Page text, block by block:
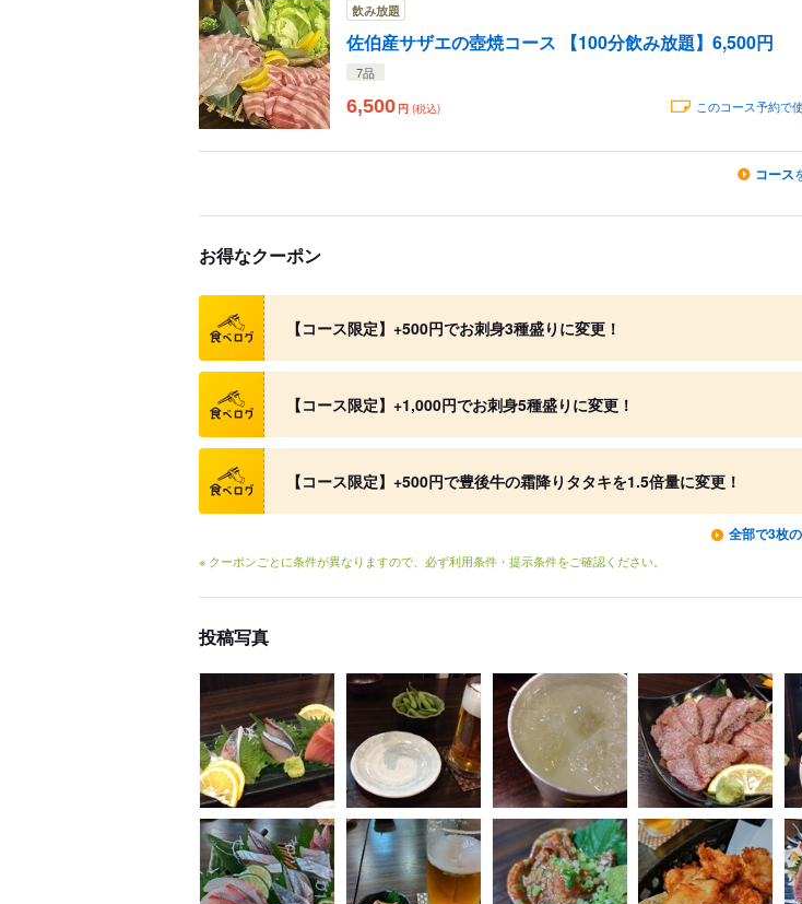
飲み放題
佐伯産サザエの壺焼コース 【100分飲み放題】6,500円
7品
6,500 円 (税込) このコース予約で
コース
お得なクーポン
クーポン
【コース限定】+500円でお刺身3種盛りに変更！
クーポン
【コース限定】+1,000円でお刺身5種盛りに変更！
クーポン
【コース限定】+500円で豊後牛の霜降りタタキを1.5倍量に変更！
全部で3枚
※ クーポンごとに条件が異なりますので、必ず利用条件・提示条件をご確認ください。
投稿写真